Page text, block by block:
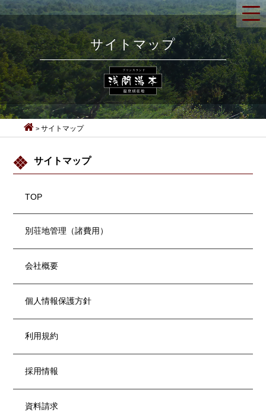
サイトマップ
サイトマップ
サイトマップ
TOP
別荘地管理（諸費用）
会社概要
個人情報保護方針
利用規約
採用情報
資料請求